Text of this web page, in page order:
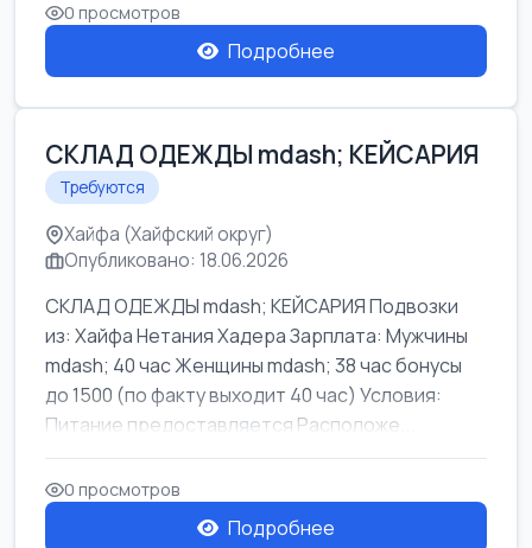
0 просмотров
Подробнее
СКЛАД ОДЕЖДЫ mdash; КЕЙСАРИЯ
Требуются
Хайфа (Хайфский округ)
Опубликовано: 18.06.2026
СКЛАД ОДЕЖДЫ mdash; КЕЙСАРИЯ Подвозки
из: Хайфа Нетания Хадера Зарплата: Мужчины
mdash; 40 час Женщины mdash; 38 час бонусы
до 1500 (по факту выходит 40 час) Условия:
Питание предоставляется Расположе...
0 просмотров
Подробнее